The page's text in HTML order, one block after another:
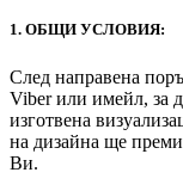
1. ОБЩИ УСЛОВИЯ:
След направена
Viber или имейл, за
изготвена
на дизайна ще
Ви.